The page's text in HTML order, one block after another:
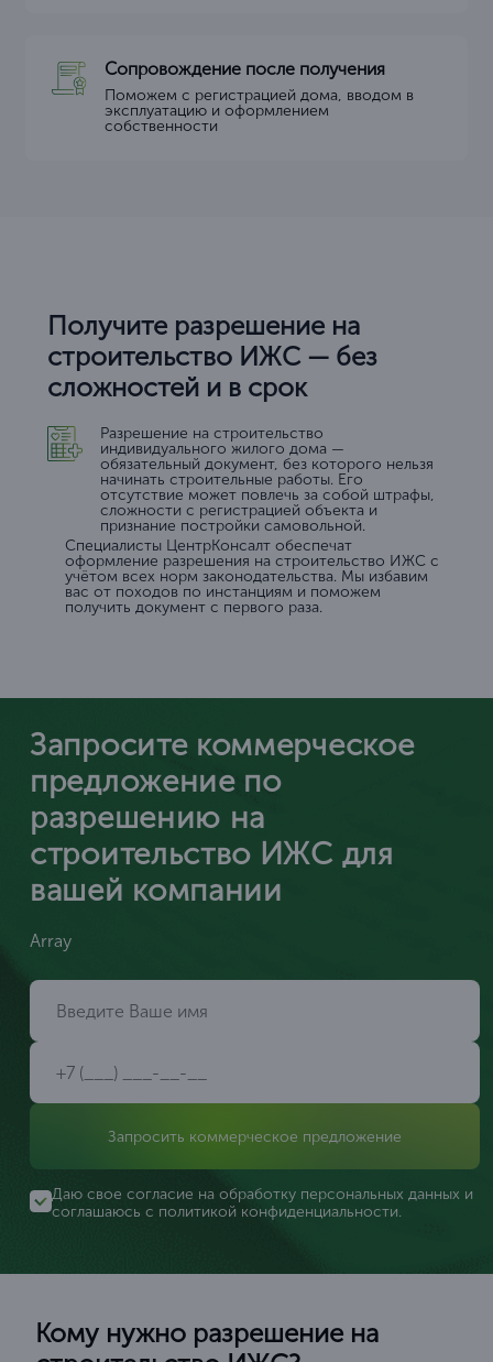
Сопровождение после получения
Поможем с регистрацией дома, вводом в
эксплуатацию и оформлением
собственности
Получите разрешение на
строительство ИЖС — без
сложностей и в срок
Разрешение на строительство
индивидуального жилого дома —
обязательный документ, без которого нельзя
начинать строительные работы. Его
отсутствие может повлечь за собой штрафы,
сложности с регистрацией объекта и
признание постройки самовольной.
Специалисты ЦентрКонсалт обеспечат
оформление разрешения на строительство ИЖС с
учётом всех норм законодательства. Мы избавим
вас от походов по инстанциям и поможем
получить документ с первого раза.
Запросите коммерческое
предложение по
разрешению на
строительство ИЖС для
вашей компании
Array
Запросить коммерческое предложение
Даю свое согласие на обработку персональных данных и
соглашаюсь с политикой конфиденциальности.
Кому нужно разрешение на